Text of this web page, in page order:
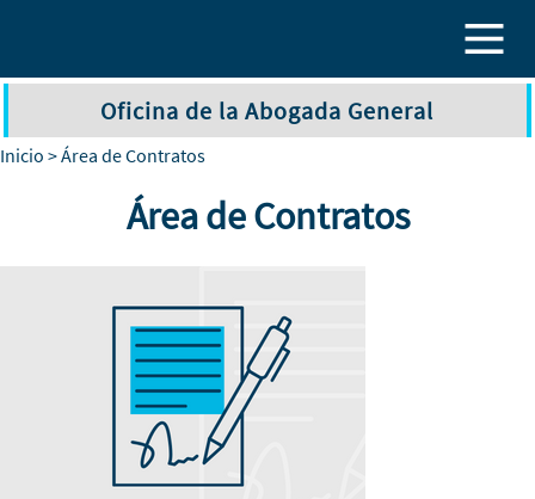
Oficina de la Abogada General
Inicio > Área de Contratos
Área de Contratos